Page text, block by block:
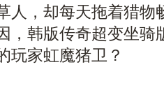
人，却每天拖着猎物
，韩版传奇超变坐骑
玩家虹魔猪卫？